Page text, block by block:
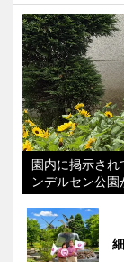
園内に掲示さ
ンデルセン公